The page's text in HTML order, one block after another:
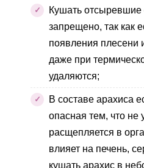
Кушать отсыревшие
запрещено, так как
появления плесени
даже при
удаляются;
В составе арахиса
опасная тем, что не
расщепляется в
влияет на печень,
кушать арахис в